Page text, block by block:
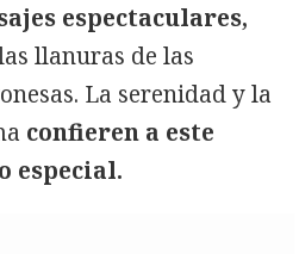
espectaculares,
llanuras de las
La serenidad y la
confieren a este
especial.